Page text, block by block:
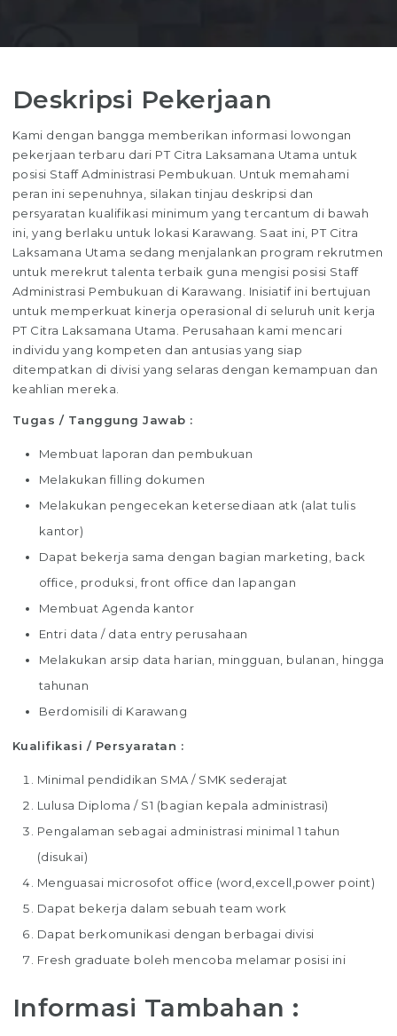
Deskripsi Pekerjaan
Kami dengan bangga memberikan informasi lowongan
pekerjaan terbaru dari PT Citra Laksamana Utama untuk
posisi Staff Administrasi Pembukuan. Untuk memahami
peran ini sepenuhnya, silakan tinjau deskripsi dan
persyaratan kualifikasi minimum yang tercantum di bawah
ini, yang berlaku untuk lokasi Karawang. Saat ini, PT Citra
Laksamana Utama sedang menjalankan program rekrutmen
untuk merekrut talenta terbaik guna mengisi posisi Staff
Administrasi Pembukuan di Karawang. Inisiatif ini bertujuan
untuk memperkuat kinerja operasional di seluruh unit kerja
PT Citra Laksamana Utama. Perusahaan kami mencari
individu yang kompeten dan antusias yang siap
ditempatkan di divisi yang selaras dengan kemampuan dan
keahlian mereka.
Tugas / Tanggung Jawab :
Membuat laporan dan pembukuan
Melakukan filling dokumen
Melakukan pengecekan ketersediaan atk (alat tulis
kantor)
Dapat bekerja sama dengan bagian marketing, back
office, produksi, front office dan lapangan
Membuat Agenda kantor
Entri data / data entry perusahaan
Melakukan arsip data harian, mingguan, bulanan, hingga
tahunan
Berdomisili di Karawang
Kualifikasi / Persyaratan :
Minimal pendidikan SMA / SMK sederajat
Lulusa Diploma / S1 (bagian kepala administrasi)
Pengalaman sebagai administrasi minimal 1 tahun
(disukai)
Menguasai microsofot office (word,excell,power point)
Dapat bekerja dalam sebuah team work
Dapat berkomunikasi dengan berbagai divisi
Fresh graduate boleh mencoba melamar posisi ini
Informasi Tambahan :